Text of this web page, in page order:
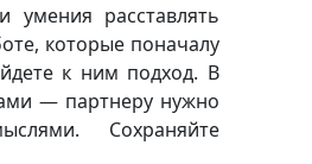
расставлять
которые поначалу
к ним подход. В
— партнеру нужно
Сохраняйте